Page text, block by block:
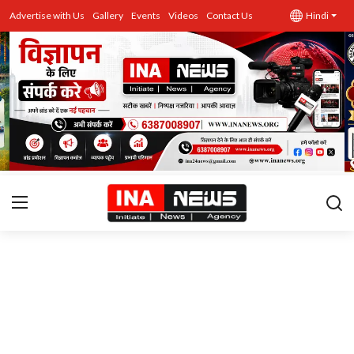
Advertise with Us Gallery Events Videos Contact Us Hindi
उत्तर प्रदेश
Advertise with Us
Events
राज्य